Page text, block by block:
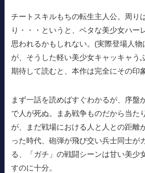
チートスキルもちの転生主人公。周り
り・・・というと、ベタな美少女ハー
思われるかもしれない。(実際登場人
が、そうした軽い美少女キャッキャう
期待して読むと、本作は完全にその印
まず一話を読めばすぐわかるが、序盤
で人が死ぬ。まあ戦争ものだから当た
が、まだ戦場における人と人との距離
った時代、砲弾が飛び交い兵士同士が
る、「ガチ」の戦闘シーンは甘い美少
すのに十分。